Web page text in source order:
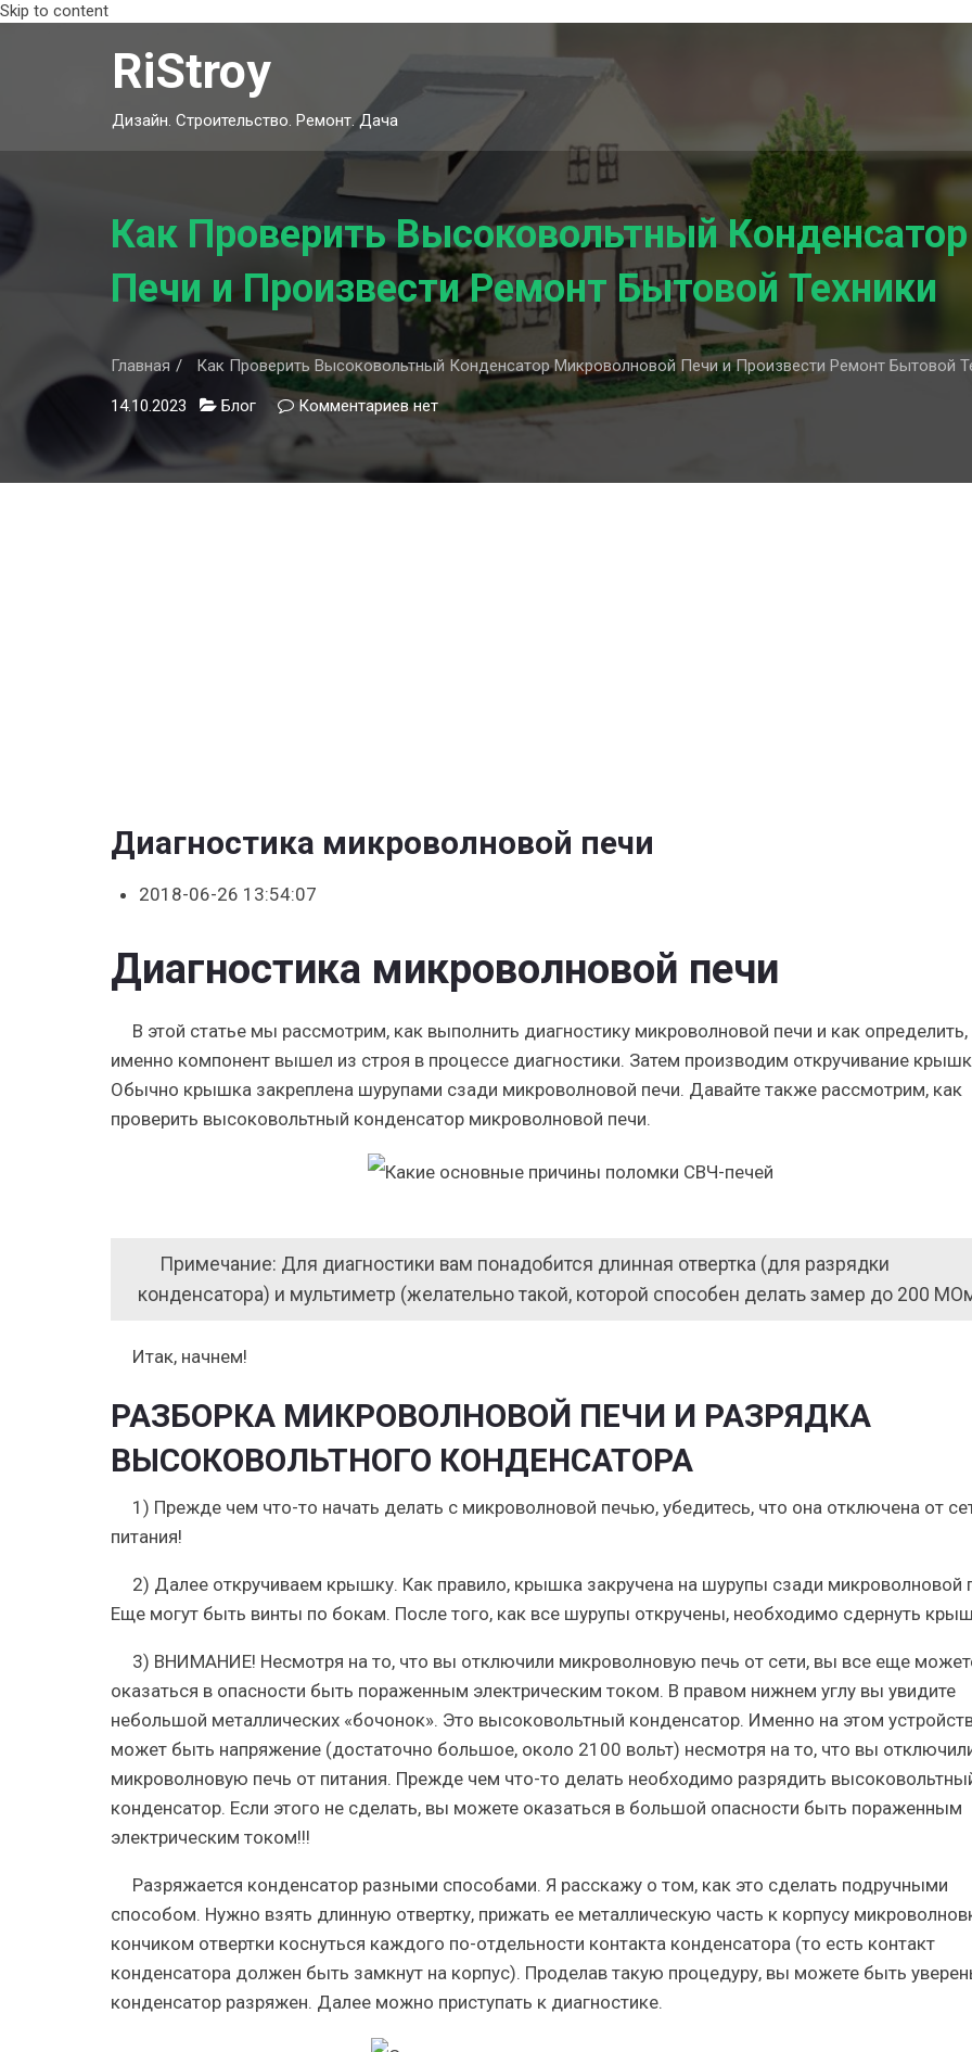
Skip to content
RiStroy
Дизайн. Строительство. Ремонт. Дача
Как Проверить Высоковольтный
Печи и Произвести Ремонт Бытовой Техники
Главная Как Проверить Высоковольтный Конденсатор Микроволновой Печи и Произвести Ремонт Бытовой
14.10.2023 Блог Комментариевк
записи
Проверить
нет
Диагностика микроволновой печи
2018-06-26 13:54:07
Диагностика микроволновой печи
В этой статье мы рассмотрим, как выполнить диагностику микроволновой печи и как определить,
именно компонент вышел из строя в процессе диагностики. Затем производим откручивание
Обычно крышка закреплена шурупами сзади микроволновой печи. Давайте также рассмотрим, как
проверить высоковольтный конденсатор микроволновой печи.
Примечание: Для диагностики вам понадобится длинная отвертка (для разрядки
конденсатора) и мультиметр (желательно такой, которой способен делать замер до 200
Итак, начнем!
РАЗБОРКА МИКРОВОЛНОВОЙ ПЕЧИ И РАЗРЯДКА
ВЫСОКОВОЛЬТНОГО КОНДЕНСАТОРА
1) Прежде чем что-то начать делать с микроволновой печью, убедитесь, что она отключена от
питания!
2) Далее откручиваем крышку. Как правило, крышка закручена на шурупы сзади микроволновой
Еще могут быть винты по бокам. После того, как все шурупы откручены, необходимо сдернуть
3) ВНИМАНИЕ! Несмотря на то, что вы отключили микроволновую печь от сети, вы все еще
оказаться в опасности быть пораженным электрическим током. В правом нижнем углу вы увидите
небольшой металлических «бочонок». Это высоковольтный конденсатор. Именно на этом
может быть напряжение (достаточно большое, около 2100 вольт) несмотря на то, что вы
микроволновую печь от питания. Прежде чем что-то делать необходимо разрядить
конденсатор. Если этого не сделать, вы можете оказаться в большой опасности быть пораженным
электрическим током!!!
Разряжается конденсатор разными способами. Я расскажу о том, как это сделать подручными
способом. Нужно взять длинную отвертку, прижать ее металлическую часть к корпусу
кончиком отвертки коснуться каждого по-отдельности контакта конденсатора (то есть контакт
конденсатора должен быть замкнут на корпус). Проделав такую процедуру, вы можете быть
конденсатор разряжен. Далее можно приступать к диагностике.